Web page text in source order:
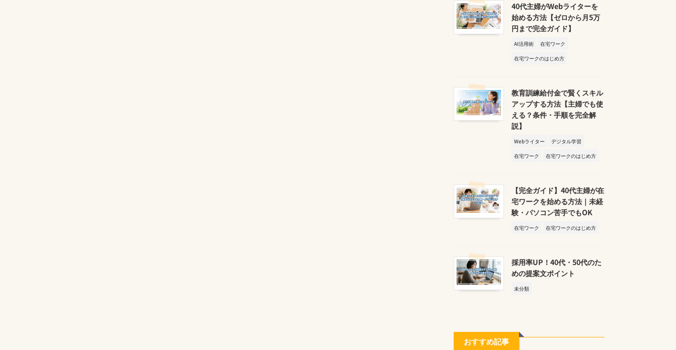
40代主婦がWebライターを
始める方法【ゼロから月5万
円まで完全ガイド】
AI活用術
在宅ワーク
在宅ワークのはじめ方
教育訓練給付金で賢くスキル
アップする方法【主婦でも使
える？条件・手順を完全解
説】
Webライター
デジタル学習
在宅ワーク
在宅ワークのはじめ方
【完全ガイド】40代主婦が在
宅ワークを始める方法｜未経
験・パソコン苦手でもOK
在宅ワーク 在宅ワークのはじめ方
採用率UP！40代・50代のた
めの提案文ポイント
未分類
おすすめ記事